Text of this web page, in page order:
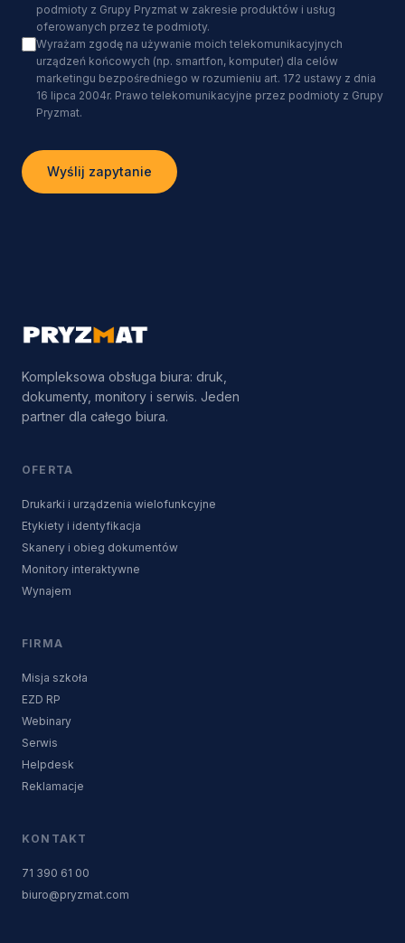
podmioty z Grupy Pryzmat w zakresie produktów i usług
oferowanych przez te podmioty.
Wyrażam zgodę na używanie moich telekomunikacyjnych
urządzeń końcowych (np. smartfon, komputer) dla celów
marketingu bezpośredniego w rozumieniu art. 172 ustawy z dnia
16 lipca 2004r. Prawo telekomunikacyjne przez podmioty z Grupy
Pryzmat.
Wyślij zapytanie
Kompleksowa obsługa biura: druk,
dokumenty, monitory i serwis. Jeden
partner dla całego biura.
OFERTA
Drukarki i urządzenia wielofunkcyjne
Etykiety i identyfikacja
Skanery i obieg dokumentów
Monitory interaktywne
Wynajem
FIRMA
Misja szkoła
EZD RP
Webinary
Serwis
Helpdesk
Reklamacje
KONTAKT
71 390 61 00
biuro@pryzmat.com